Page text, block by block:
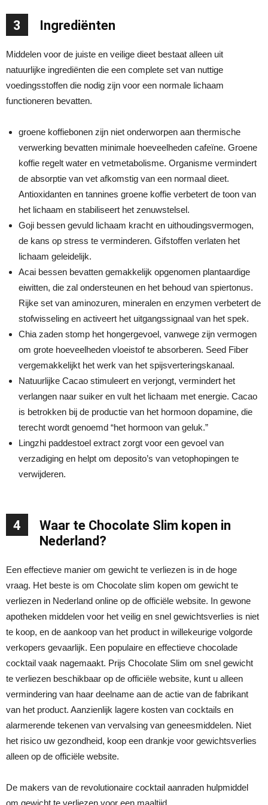
3 Ingrediënten
Middelen voor de juiste en veilige dieet bestaat alleen uit
natuurlijke ingrediënten die een complete set van nuttige
voedingsstoffen die nodig zijn voor een normale lichaam
functioneren bevatten.
groene koffiebonen zijn niet onderworpen aan thermische
verwerking bevatten minimale hoeveelheden cafeïne. Groene
koffie regelt water en vetmetabolisme. Organisme vermindert
de absorptie van vet afkomstig van een normaal dieet.
Antioxidanten en tannines groene koffie verbetert de toon van
het lichaam en stabiliseert het zenuwstelsel.
Goji bessen gevuld lichaam kracht en uithoudingsvermogen,
de kans op stress te verminderen. Gifstoffen verlaten het
lichaam geleidelijk.
Acai bessen bevatten gemakkelijk opgenomen plantaardige
eiwitten, die zal ondersteunen en het behoud van spiertonus.
Rijke set van aminozuren, mineralen en enzymen verbetert de
stofwisseling en activeert het uitgangssignaal van het spek.
Chia zaden stomp het hongergevoel, vanwege zijn vermogen
om grote hoeveelheden vloeistof te absorberen. Seed Fiber
vergemakkelijkt het werk van het spijsverteringskanaal.
Natuurlijke Cacao stimuleert en verjongt, vermindert het
verlangen naar suiker en vult het lichaam met energie. Cacao
is betrokken bij de productie van het hormoon dopamine, die
terecht wordt genoemd “het hormoon van geluk.”
Lingzhi paddestoel extract zorgt voor een gevoel van
verzadiging en helpt om deposito’s van vetophopingen te
verwijderen.
4
Waar te Chocolate Slim kopen in
Nederland?
Een effectieve manier om gewicht te verliezen is in de hoge
vraag. Het beste is om Chocolate slim kopen om gewicht te
verliezen in Nederland online op de officiële website. In gewone
apotheken middelen voor het veilig en snel gewichtsverlies is niet
te koop, en de aankoop van het product in willekeurige volgorde
verkopers gevaarlijk. Een populaire en effectieve chocolade
cocktail vaak nagemaakt. Prijs Chocolate Slim om snel gewicht
te verliezen beschikbaar op de officiële website, kunt u alleen
vermindering van haar deelname aan de actie van de fabrikant
van het product. Aanzienlijk lagere kosten van cocktails en
alarmerende tekenen van vervalsing van geneesmiddelen. Niet
het risico uw gezondheid, koop een drankje voor gewichtsverlies
alleen op de officiële website.
De makers van de revolutionaire cocktail aanraden hulpmiddel